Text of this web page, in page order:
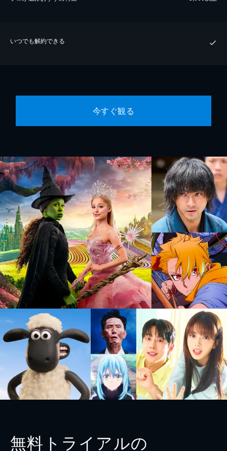
いつでも解約できる
今すぐ観る
無料トライアルの